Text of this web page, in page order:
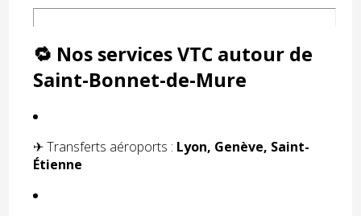
🔁 Nos services VTC autour de
Saint-Bonnet-de-Mure
✈ Transferts aéroports : Lyon, Genève, Saint-
Étienne